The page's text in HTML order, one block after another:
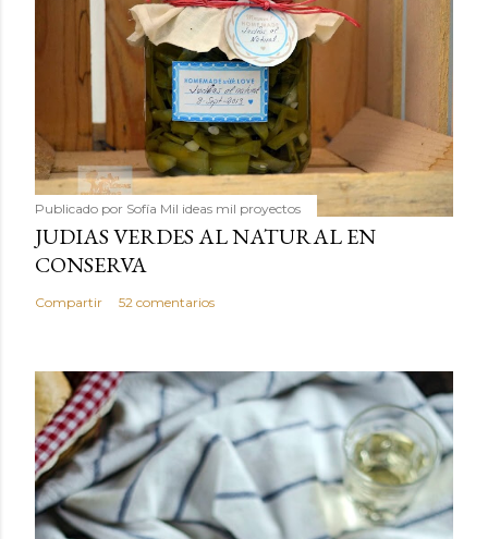
Publicado por Sofía Mil ideas mil proyectos
JUDIAS VERDES AL NATURAL EN
CONSERVA
Compartir 52 comentarios